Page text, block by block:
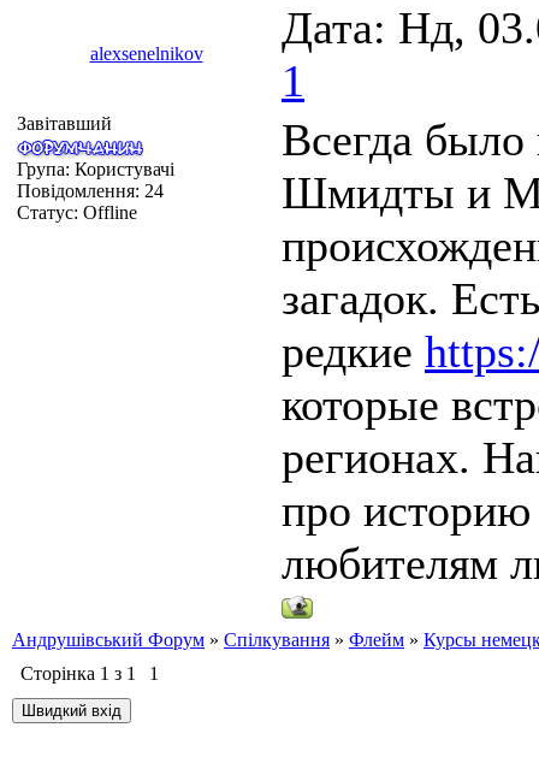
alexsenelnikov
Дата: Нд,
1
Завітавший
Група: Користувачі
Повідомлення: 24
Статус: Offline
Всегда было
Шмидты и
загадок.
редкие
которые
регионах.
про историю
любителям
Андрушівський Форум » Спілкування » Флейм » Курсы
Сторінка 1 з 1 1